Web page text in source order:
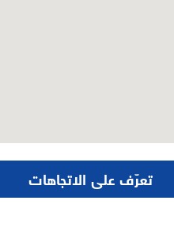
تعرّف على الاتجاهات